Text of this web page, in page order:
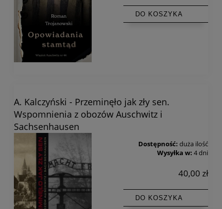
DO KOSZYKA
A. Kalczyński - Przeminęło jak zły sen.
Wspomnienia z obozów Auschwitz i
Sachsenhausen
Dostępność: duża ilość
Wysyłka w: 4 dni
40,00 zł
DO KOSZYKA